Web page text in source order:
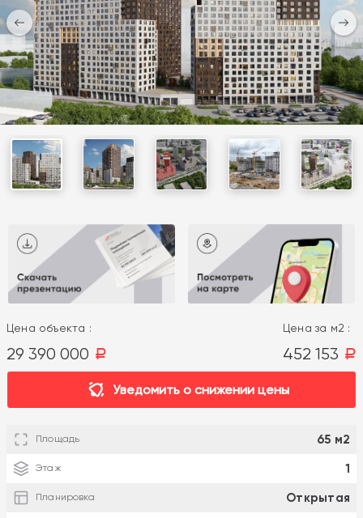
Цена объекта :
29 390 000 a
Цена за м2 :
452 153 a
Уведомить о снижении цены
Площадь 65 м2
Этаж 1
Планировка Открытая